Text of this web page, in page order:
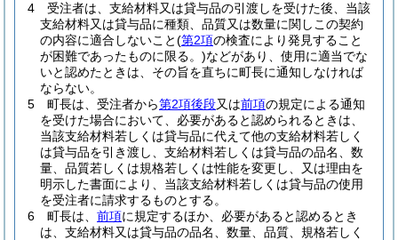
4
受注者は、支給材料又は貸与品の引渡しを受けた後、当該
支給材料又は貸与品に種類、品質又は数量に関しこの契約
の内容に適合しないこと(第2項の検査により発見すること
が困難であったものに限る。)などがあり、使用に適当でな
いと認めたときは、その旨を直ちに町長に通知しなければ
ならない。
5
町長は、受注者から第2項後段又は前項の規定による通知
を受けた場合において、必要があると認められるときは、
当該支給材料若しくは貸与品に代えて他の支給材料若しく
は貸与品を引き渡し、支給材料若しくは貸与品の品名、数
量、品質若しくは規格若しくは性能を変更し、又は理由を
明示した書面により、当該支給材料若しくは貸与品の使用
を受注者に請求するものとする。
6
町長は、 前項に規定するほか、必要があると認めるとき
は、支給材料又は貸与品の品名、数量、品質、規格若しく